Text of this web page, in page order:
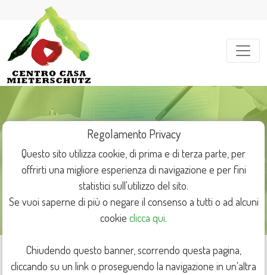
Regolamento Privacy
Questo sito utilizza cookie, di prima e di terza parte, per
offrirti una migliore esperienza di navigazione e per fini
statistici sull'utilizzo del sito.
Se vuoi saperne di più o negare il consenso a tutti o ad alcuni
cookie clicca qui.
Chiudendo questo banner, scorrendo questa pagina,
cliccando su un link o proseguendo la navigazione in un'altra
I servizi offerti